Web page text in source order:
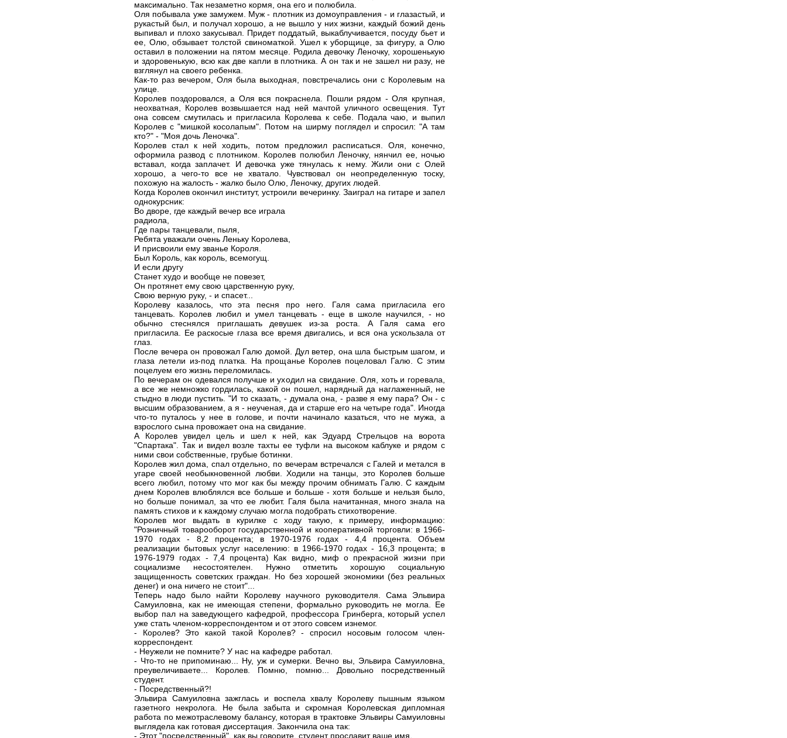
максимально. Так незаметно кормя, она его и полюбила.
Оля побывала уже замужем. Муж - плотник из домоуправления - и глазастый, и
рукастый был, и получал хорошо, а не вышло у них жизни, каждый божий день
выпивал и плохо закусывал. Придет поддатый, выкаблучивается, посуду бьет и
ее, Олю, обзывает толстой свиноматкой. Ушел к уборщице, за фигуру, а Олю
оставил в положении на пятом месяце. Родила девочку Леночку, хорошенькую
и здоровенькую, всю как две капли в плотника. А он так и не зашел ни разу, не
взглянул на своего ребенка.
Как-то раз вечером, Оля была выходная, повстречались они с Королевым на
улице.
Королев поздоровался, а Оля вся покраснела. Пошли рядом - Оля крупная,
неохватная, Королев возвышается над ней мачтой уличного освещения. Тут
она совсем смутилась и пригласила Королева к себе. Подала чаю, и выпил
Королев с "мишкой косолапым". Потом на ширму поглядел и спросил: "А там
кто?" - "Моя дочь Леночка".
Королев стал к ней ходить, потом предложил расписаться. Оля, конечно,
оформила развод с плотником. Королев полюбил Леночку, нянчил ее, ночью
вставал, когда заплачет. И девочка уже тянулась к нему. Жили они с Олей
хорошо, а чего-то все не хватало. Чувствовал он неопределенную тоску,
похожую на жалость - жалко было Олю, Леночку, других людей.
Когда Королев окончил институт, устроили вечеринку. Заиграл на гитаре и запел
однокурсник:
Во дворе, где каждый вечер все играла
радиола,
Где пары танцевали, пыля,
Ребята уважали очень Леньку Королева,
И присвоили ему званье Короля.
Был Король, как король, всемогущ.
И если другу
Станет худо и вообще не повезет,
Он протянет ему свою царственную руку,
Свою верную руку, - и спасет...
Королеву казалось, что эта песня про него. Галя сама пригласила его
танцевать. Королев любил и умел танцевать - еще в школе научился, - но
обычно стеснялся приглашать девушек из-за роста. А Галя сама его
пригласила. Ее раскосые глаза все время двигались, и вся она ускользала от
глаз.
После вечера он провожал Галю домой. Дул ветер, она шла быстрым шагом, и
глаза летели из-под платка. На прощанье Королев поцеловал Галю. С этим
поцелуем его жизнь переломилась.
По вечерам он одевался получше и уходил на свидание. Оля, хоть и горевала,
а все же немножко гордилась, какой он пошел, нарядный да наглаженный, не
стыдно в люди пустить. "И то сказать, - думала она, - разве я ему пара? Он - с
высшим образованием, а я - неученая, да и старше его на четыре года". Иногда
что-то путалось у нее в голове, и почти начинало казаться, что не мужа, а
взрослого сына провожает она на свидание.
А Королев увидел цель и шел к ней, как Эдуард Стрельцов на ворота
"Спартака". Так и видел возле тахты ее туфли на высоком каблуке и рядом с
ними свои собственные, грубые ботинки.
Королев жил дома, спал отдельно, по вечерам встречался с Галей и метался в
угаре своей необыкновенной любви. Ходили на танцы, это Королев больше
всего любил, потому что мог как бы между прочим обнимать Галю. С каждым
днем Королев влюблялся все больше и больше - хотя больше и нельзя было,
но больше понимал, за что ее любит. Галя была начитанная, много знала на
память стихов и к каждому случаю могла подобрать стихотворение.
Королев мог выдать в курилке с ходу такую, к примеру, информацию:
"Розничный товарооборот государственной и кооперативной торговли: в 1966-
1970 годах - 8,2 процента; в 1970-1976 годах - 4,4 процента. Объем
реализации бытовых услуг населению: в 1966-1970 годах - 16,3 процента; в
1976-1979 годах - 7,4 процента) Как видно, миф о прекрасной жизни при
социализме несостоятелен. Нужно отметить хорошую социальную
защищенность советских граждан. Но без хорошей экономики (без реальных
денег) и она ничего не стоит"...
Теперь надо было найти Королеву научного руководителя. Сама Эльвира
Самуиловна, как не имеющая степени, формально руководить не могла. Ее
выбор пал на заведующего кафедрой, профессора Гринберга, который успел
уже стать членом-корреспондентом и от этого совсем изнемог.
- Королев? Это какой такой Королев? - спросил носовым голосом член-
корреспондент.
- Неужели не помните? У нас на кафедре работал.
- Что-то не припоминаю... Ну, уж и сумерки. Вечно вы, Эльвира Самуиловна,
преувеличиваете... Королев. Помню, помню... Довольно посредственный
студент.
- Посредственный?!
Эльвира Самуиловна зажглась и воспела хвалу Королеву пышным языком
газетного некролога. Не была забыта и скромная Королевская дипломная
работа по межотраслевому балансу, которая в трактовке Эльвиры Самуиловны
выглядела как готовая диссертация. Закончила она так:
- Этот "посредственный", как вы говорите, студент прославит ваше имя.